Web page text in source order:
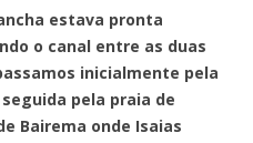
estava pronta
o canal entre as duas
inicialmente pela
pela praia de
Bairema onde Isaias